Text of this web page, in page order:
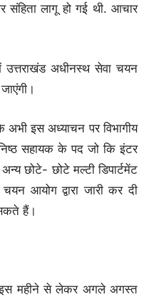
लागू हो गई थी. आचार
अधीनस्थ सेवा चयन
इस अध्याचन पर विभागीय
सहायक के पद जो कि इंटर
छोटे- छोटे मल्टी डिपार्टमेंट
आयोग द्वारा जारी कर दी
हैं।
इस महीने से लेकर अगले अगस्त